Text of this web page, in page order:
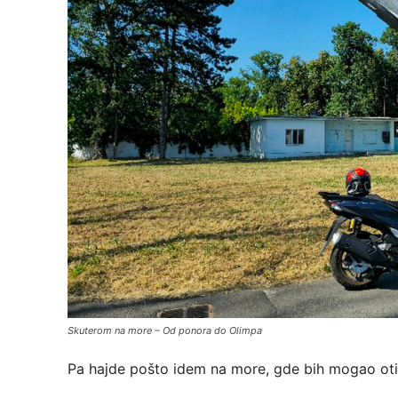
Skuterom na more – Od ponora do Olimpa
Pa hajde pošto idem na more, gde bih mogao